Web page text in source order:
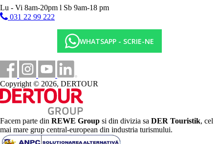
Plaja
Plaja cu pietris accesibila printr-un pasaj subteran privat
Sezlonguri si umbrele gratuite
Oferta sportiva
Gratuit:tenis (iluminat si echipament contra cost), tenis
de masa, darts, fitness, volei pe plaja.
Contra cost:
Copii
Piscina pentru copii, tobogane cu apa, mini club, loc de joaca
pentru copii, patut gratuit (la cerere).
Carduri
Lu - Vi 8am-20pm l Sb 9am-18 pm
031 22 99 222
WHATSAPP - SCRIE-NE
Copyright © 2026, DERTOUR
Facem parte din REWE Group si din divizia sa DER Touristik, cel
mai mare grup central-european din industria turismului.